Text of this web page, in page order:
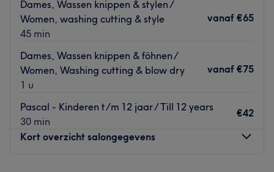
behandeling die bij jou past. Er wordt in de salon alleen
gewerkt met kwaliteitsproducten.
Dames, Wassen knippen & stylen /
Women, washing cutting & style
45 min
vanaf €65
Dames, Wassen knippen & föhnen /
Women, Washing cutting & blow dry
1 u
vanaf €75
Pascal - Kinderen t/m 12 jaar / Till 12 years
30 min
€42
Kort overzicht salongegevens